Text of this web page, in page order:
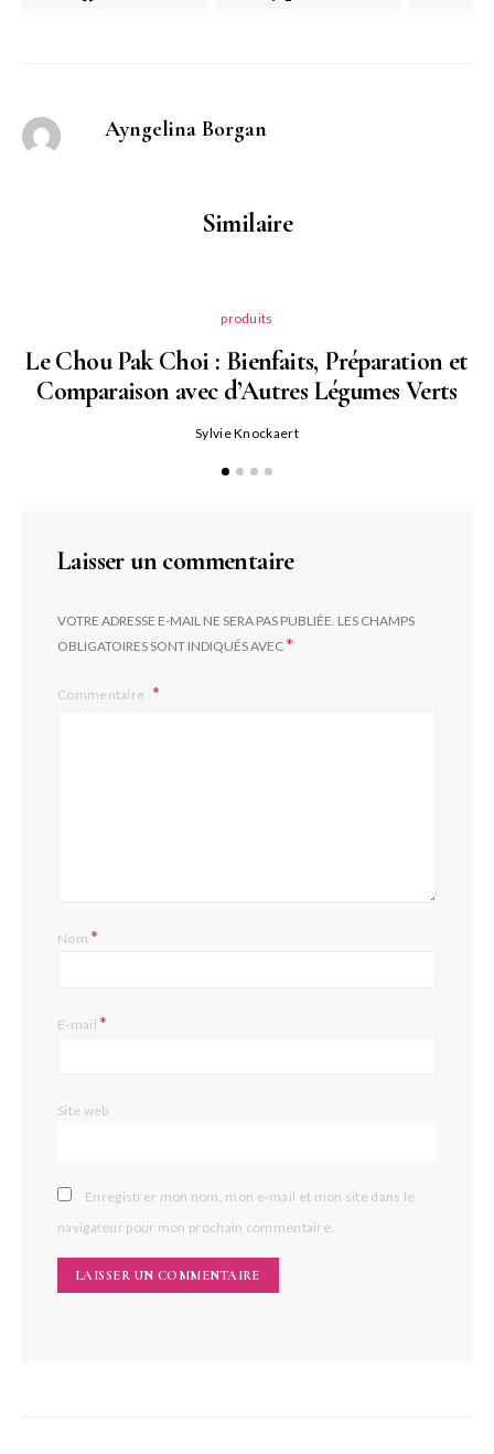
Ayngelina Borgan
Similaire
produits
Le Chou Pak Choi : Bienfaits, Préparation et
Comparaison avec d’Autres Légumes Verts
Sylvie Knockaert
Laisser un commentaire
VOTRE ADRESSE E-MAIL NE SERA PAS PUBLIÉE. LES CHAMPS
OBLIGATOIRES SONT INDIQUÉS AVEC*
Commentaire
Nom*
E-mail*
Site web
Enregistrer mon nom, mon e-mail et mon site dans le
navigateur pour mon prochain commentaire.